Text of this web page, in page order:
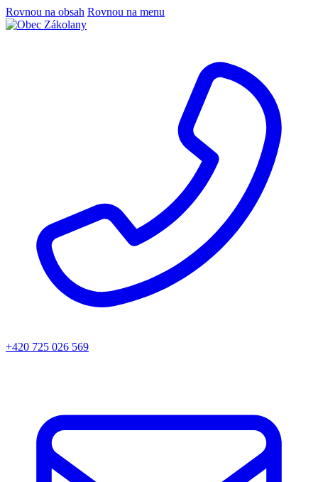
Rovnou na obsah Rovnou na menu
+420 725 026 569